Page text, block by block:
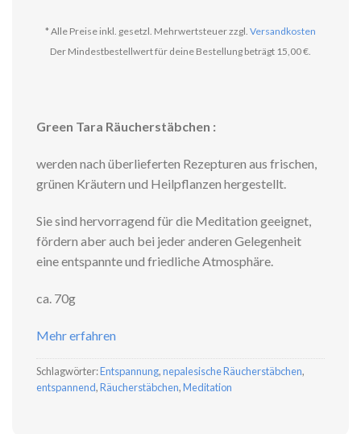
* Alle Preise inkl. gesetzl. Mehrwertsteuer zzgl. Versandkosten
Der Mindestbestellwert für deine Bestellung beträgt 15,00 €.
Green Tara Räucherstäbchen :
werden nach überlieferten Rezepturen aus frischen,
grünen Kräutern und Heilpflanzen hergestellt.
Sie sind hervorragend für die Meditation geeignet,
fördern aber auch bei jeder anderen Gelegenheit
eine entspannte und friedliche Atmosphäre.
ca. 70g
Mehr erfahren
Schlagwörter:Entspannung,nepalesische Räucherstäbchen,
entspannend,Räucherstäbchen,Meditation